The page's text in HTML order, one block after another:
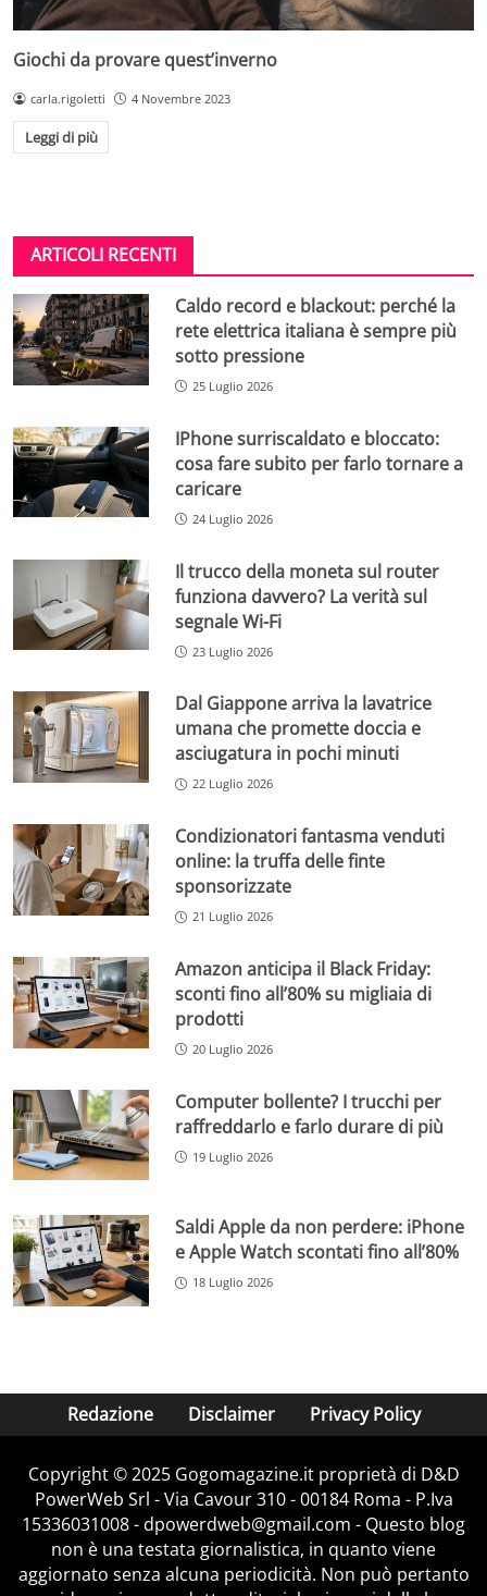
Giochi da provare quest’inverno
carla.rigoletti 4 Novembre 2023
Leggi di più
ARTICOLI RECENTI
Caldo record e blackout: perché la
rete elettrica italiana è sempre più
sotto pressione
25 Luglio 2026
IPhone surriscaldato e bloccato:
cosa fare subito per farlo tornare a
caricare
24 Luglio 2026
Il trucco della moneta sul router
funziona davvero? La verità sul
segnale Wi-Fi
23 Luglio 2026
Dal Giappone arriva la lavatrice
umana che promette doccia e
asciugatura in pochi minuti
22 Luglio 2026
Condizionatori fantasma venduti
online: la truffa delle finte
sponsorizzate
21 Luglio 2026
Amazon anticipa il Black Friday:
sconti fino all’80% su migliaia di
prodotti
20 Luglio 2026
Computer bollente? I trucchi per
raffreddarlo e farlo durare di più
19 Luglio 2026
Saldi Apple da non perdere: iPhone
e Apple Watch scontati fino all’80%
18 Luglio 2026
Redazione Disclaimer Privacy Policy
Copyright © 2025 Gogomagazine.it proprietà di D&D
PowerWeb Srl - Via Cavour 310 - 00184 Roma - P.Iva
15336031008 - dpowerdweb@gmail.com - Questo blog
non è una testata giornalistica, in quanto viene
aggiornato senza alcuna periodicità. Non può pertanto